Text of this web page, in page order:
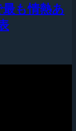
も情熱あ